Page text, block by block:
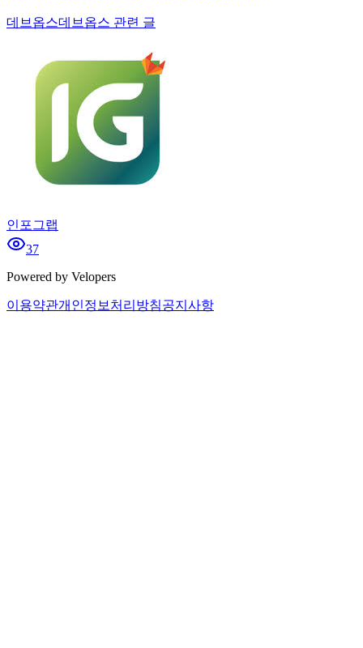
데브옵스데브옵스 관련 글
인포그랩
37
Powered by Velopers
이용약관개인정보처리방침공지사항